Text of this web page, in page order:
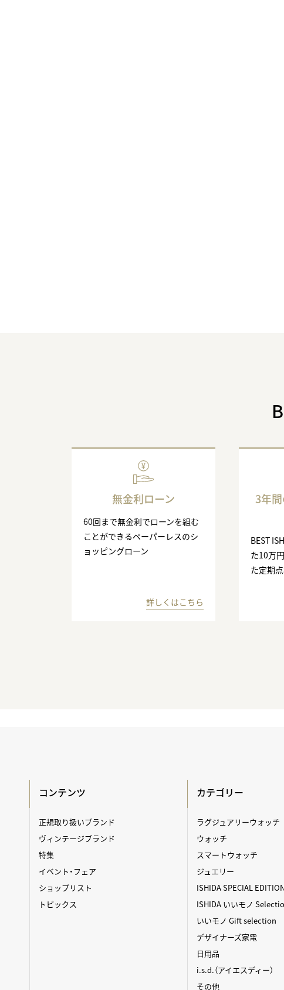
無金利ローン
60回まで無金利でローンを組む
ことができるペーパーレスのシ
ョッピングローン
詳しくはこちら
3年
BEST
た10万
た定期点
コンテンツ
正規取り扱いブランド
ヴィンテージブランド
特集
イベント・フェア
ショップリスト
トピックス
カテゴリー
ラグジュアリーウォッチ
ウォッチ
スマートウォッチ
ジュエリー
ISHIDA SPECIAL EDITION
ISHIDA いいモノ
いいモノ Gift selection
デザイナーズ家電
日用品
i.s.d.（アイエスディー）
その他